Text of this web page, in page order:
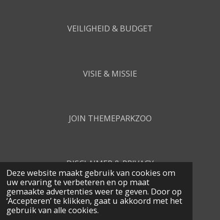
Deze website maakt gebruik van cookies om
uw ervaring te verbeteren en op maat
gemaakte advertenties weer te geven. Door op
‘Accepteren’ te klikken, gaat u akkoord met het
gebruik van alle cookies.
VEILIGHEID & BUDGET
VISIE & MISSIE
JOIN THEMEPARKZOO
DISCLAIMER & PRIVACY
CONTACT